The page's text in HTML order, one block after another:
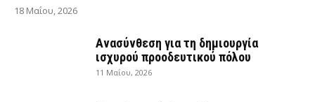
18 Μαΐου, 2026
Ανασύνθεση για τη δημιουργία
ισχυρού προοδευτικού πόλου
11 Μαΐου, 2026